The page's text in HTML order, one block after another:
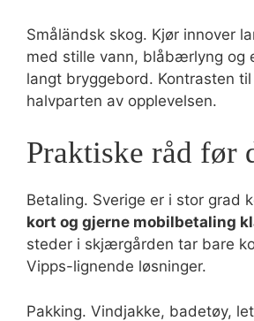
Småländsk skog. Kjør innover
med stille vann, blåbærlyng og
langt bryggebord. Kontrasten
halvparten av opplevelsen.
Praktiske råd før
Betaling. Sverige er i stor grad
kort og gjerne mobilbetaling
steder i skjærgården tar bare
Vipps-lignende løsninger.
Pakking. Vindjakke, badetøy,